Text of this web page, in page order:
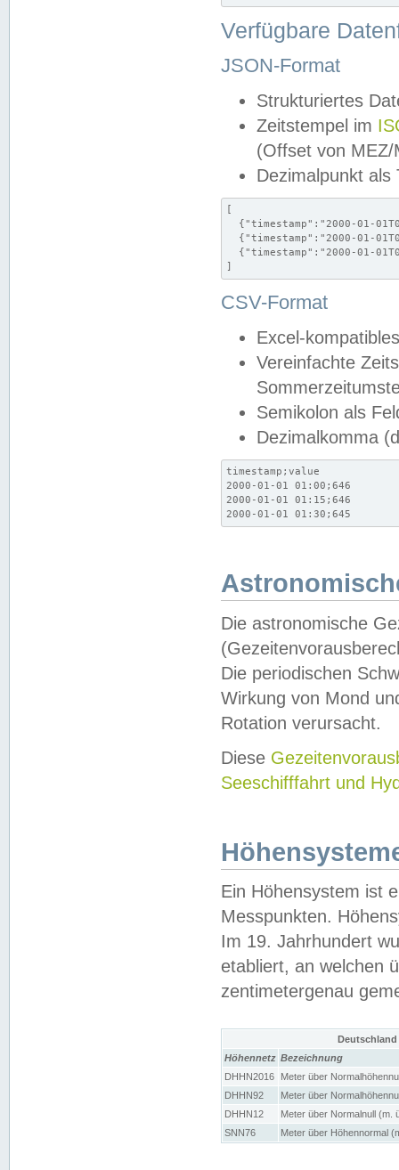
Verfügbare
JSON-Format
Strukturiertes
Zeitstempel im
(Offset von MEZ/
Dezimalpunkt als
[
{"timestamp":"2000-01-
{"timestamp":"2000-01-
{"timestamp":"2000-01-
]
CSV-Format
Excel-
Vereinfachte
Semikolon als
Dezimalkomma
timestamp;value
2000-01-01 01:00;646
2000-01-01 01:15;646
2000-01-01 01:30;645
Die astronomische
Die periodischen
Wirkung von Mond
Rotation verursacht.
Diese
Seeschifffahrt und
Ein Höhensystem ist
Messpunkten.
Im 19. Jahrhundert
etabliert, an welchen
zentimetergenau
Höhennetz Bezeichnung
DHHN2016
Meter über
DHHN92
Meter über
DHHN12
Meter über Normalnull (m.
SNN76
Meter über Höhennormal